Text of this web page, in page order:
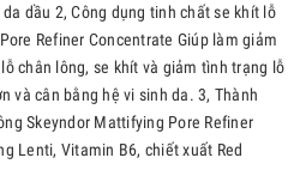
dầu 2, Công dụng tinh chất se khít lỗ
Refiner Concentrate Giúp làm giảm
chân lông, se khít và giảm tình trạng lỗ
và cân bằng hệ vi sinh da. 3, Thành
Skeyndor Mattifying Pore Refiner
Lenti, Vitamin B6, chiết xuất Red